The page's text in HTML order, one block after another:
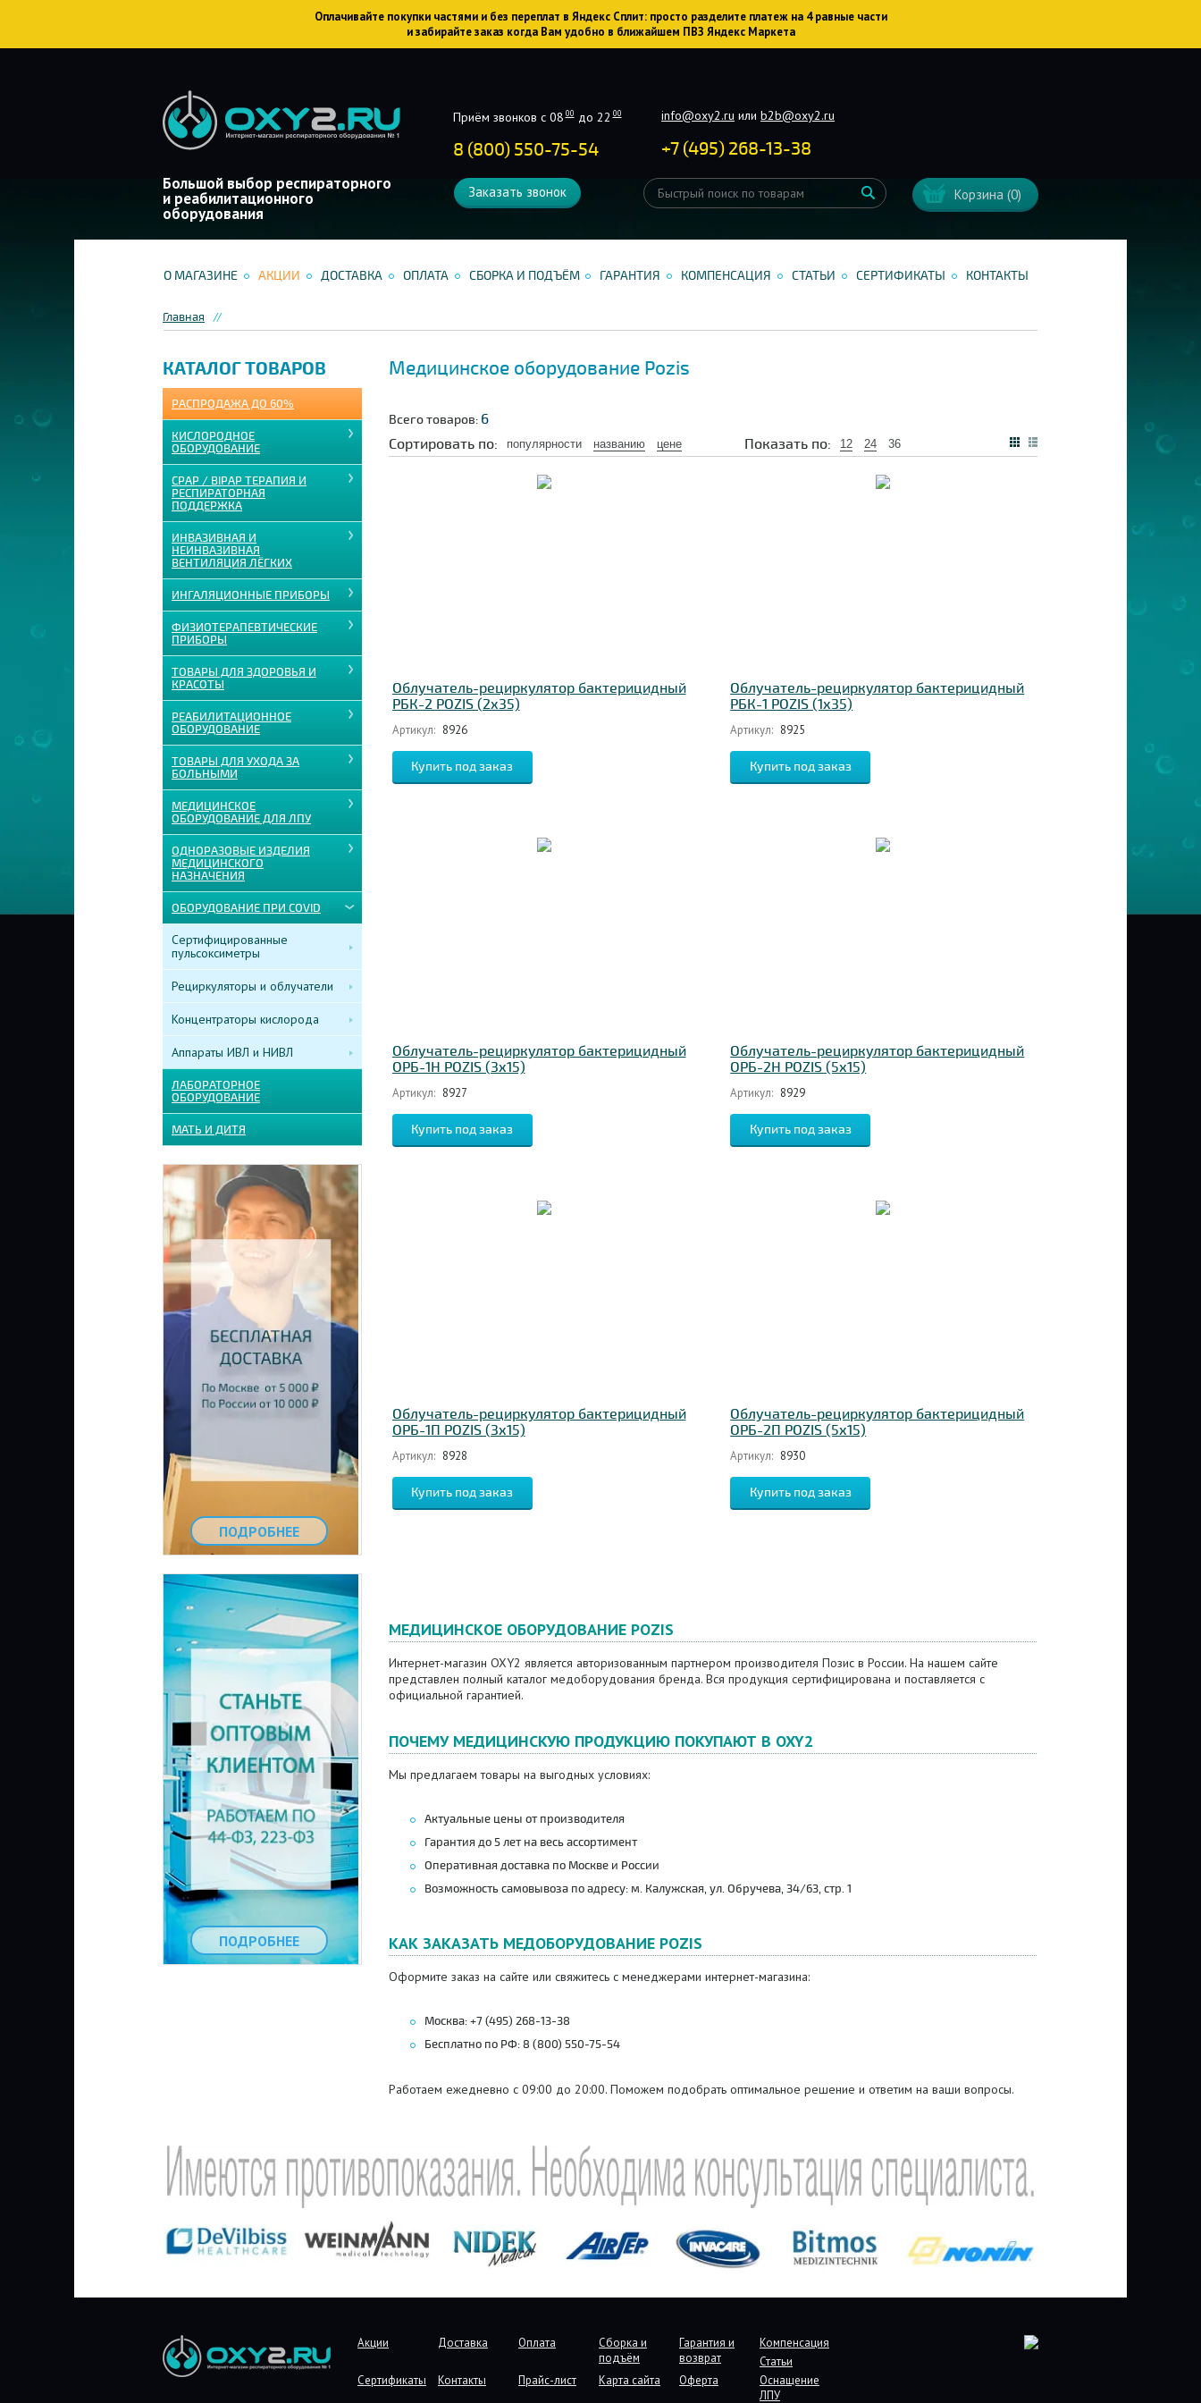
Оплачивайте покупки частями и без переплат в Яндекс Сплит: просто разделите платеж на 4 равные части
и забирайте заказ когда Вам удобно в ближайшем ПВЗ Яндекс Маркета
Большой выбор респираторного
и реабилитационного
оборудования
Приём звонков с 08 00до 22 00
8 (800) 550-75-54
info@oxy2.ru илиb2b@oxy2.ru
+7 (495) 268-13-38
Заказать звонок Корзина(0)
О МАГАЗИНЕ АКЦИИ ДОСТАВКА ОПЛАТА СБОРКА И ПОДЪЁМ ГАРАНТИЯ КОМПЕНСАЦИЯ СТАТЬИ СЕРТИФИКАТЫ КОНТАКТЫ
Главная
КАТАЛОГ ТОВАРОВ
РАСПРОДАЖА ДО 60%
КИСЛОРОДНОЕ
ОБОРУДОВАНИЕ
CPAP / BIPAP ТЕРАПИЯ И
РЕСПИРАТОРНАЯ
ПОДДЕРЖКА
ИНВАЗИВНАЯ И
НЕИНВАЗИВНАЯ
ВЕНТИЛЯЦИЯ ЛЁГКИХ
ИНГАЛЯЦИОННЫЕ ПРИБОРЫ
ФИЗИОТЕРАПЕВТИЧЕСКИЕ
ПРИБОРЫ
ТОВАРЫ ДЛЯ ЗДОРОВЬЯ И
КРАСОТЫ
РЕАБИЛИТАЦИОННОЕ
ОБОРУДОВАНИЕ
ТОВАРЫ ДЛЯ УХОДА ЗА
БОЛЬНЫМИ
МЕДИЦИНСКОЕ
ОБОРУДОВАНИЕ ДЛЯ ЛПУ
ОДНОРАЗОВЫЕ ИЗДЕЛИЯ
МЕДИЦИНСКОГО
НАЗНАЧЕНИЯ
ОБОРУДОВАНИЕ ПРИ COVID
Сертифицированные
пульсоксиметры
Рециркуляторы и облучатели
Концентраторы кислорода
Аппараты ИВЛ и НИВЛ
ЛАБОРАТОРНОЕ
ОБОРУДОВАНИЕ
МАТЬ И ДИТЯ
ПОДРОБНЕЕ
ПОДРОБНЕЕ
Медицинское оборудование Pozis
Всего товаров: 6
Сортировать по:
популярности названию цене Показать по: 12 24 36
Облучатель-рециркулятор бактерицидный
РБК-2 POZIS (2х35)
Артикул: 8926
Облучатель-рециркулятор бактерицидный
РБК-1 POZIS (1х35)
Артикул: 8925
Облучатель-рециркулятор бактерицидный
ОРБ-1Н POZIS (3х15)
Артикул: 8927
Облучатель-рециркулятор бактерицидный
ОРБ-2Н POZIS (5х15)
Артикул: 8929
Облучатель-рециркулятор бактерицидный
ОРБ-1П POZIS (3х15)
Артикул: 8928
Облучатель-рециркулятор бактерицидный
ОРБ-2П POZIS (5х15)
Артикул: 8930
МЕДИЦИНСКОЕ ОБОРУДОВАНИЕ POZIS
Интернет-магазин OXY2 является авторизованным партнером производителя Позис в России. На нашем сайте
представлен полный каталог медоборудования бренда. Вся продукция сертифицирована и поставляется с
официальной гарантией.
ПОЧЕМУ МЕДИЦИНСКУЮ ПРОДУКЦИЮ ПОКУПАЮТ В OXY2
Мы предлагаем товары на выгодных условиях:
Актуальные цены от производителя
Гарантия до 5 лет на весь ассортимент
Оперативная доставка по Москве и России
Возможность самовывоза по адресу: м. Калужская, ул. Обручева, 34/63, стр. 1
КАК ЗАКАЗАТЬ МЕДОБОРУДОВАНИЕ POZIS
Оформите заказ на сайте или свяжитесь с менеджерами интернет-магазина:
Москва: +7 (495) 268-13-38
Бесплатно по РФ: 8 (800) 550-75-54
Работаем ежедневно с 09:00 до 20:00. Поможем подобрать оптимальное решение и ответим на ваши вопросы.
Акции Доставка Оплата
Сборка и
подъём
Гарантия и
возврат
Компенсация
Статьи
Сертификаты
Контакты Прайс-лист Карта сайта Оферта
Оснащение
ЛПУ